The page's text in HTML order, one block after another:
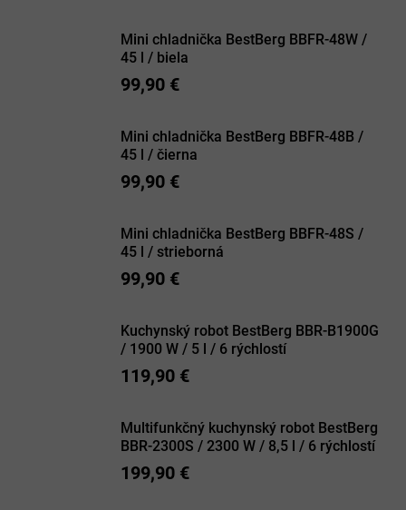
Mini chladnička BestBerg BBFR-48W /
45 l / biela
99,90 €
Mini chladnička BestBerg BBFR-48B /
45 l / čierna
99,90 €
Mini chladnička BestBerg BBFR-48S /
45 l / strieborná
99,90 €
Kuchynský robot BestBerg BBR-B1900G
/ 1900 W / 5 l / 6 rýchlostí
119,90 €
Multifunkčný kuchynský robot BestBerg
BBR-2300S / 2300 W / 8,5 l / 6 rýchlostí
199,90 €